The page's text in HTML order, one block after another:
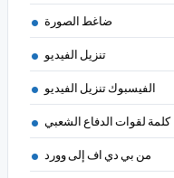
ضاغط الصورة
تنزيل الفيديو
الفيسبوك تنزيل الفيديو
كلمة لقوات الدفاع الشعبي
من بي دي اف إلى وورد